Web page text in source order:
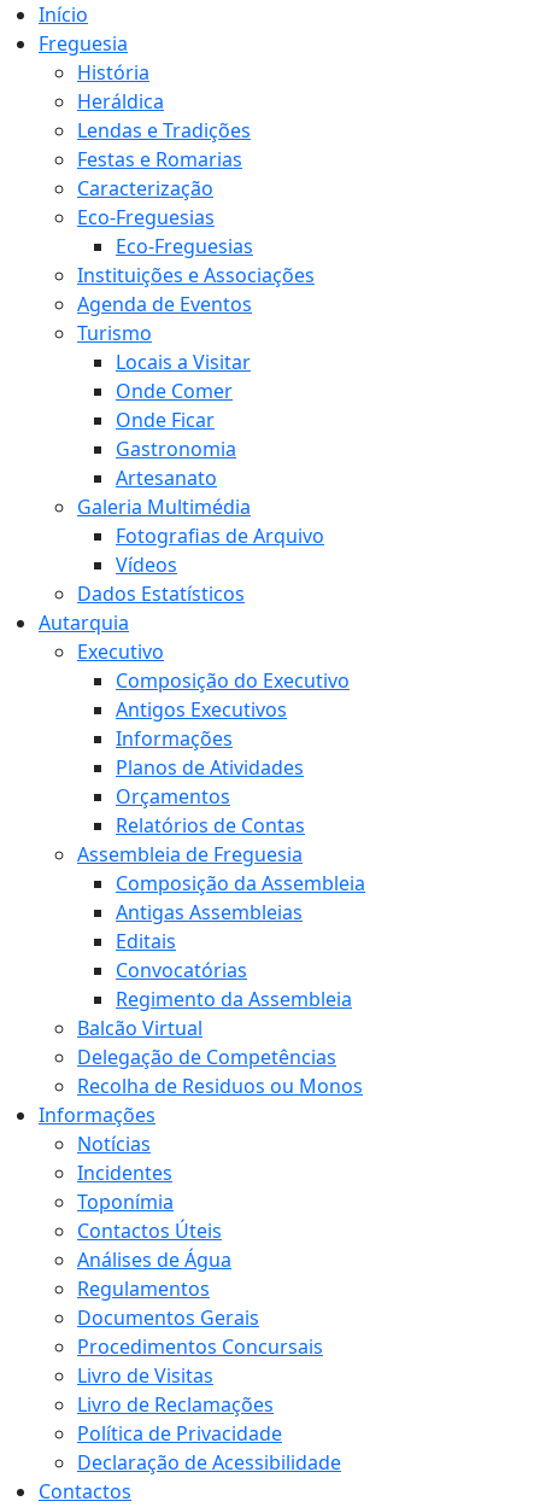
Início
Freguesia
História
Heráldica
Lendas e Tradições
Festas e Romarias
Caracterização
Eco-Freguesias
Eco-Freguesias
Instituições e Associações
Agenda de Eventos
Turismo
Locais a Visitar
Onde Comer
Onde Ficar
Gastronomia
Artesanato
Galeria Multimédia
Fotografias de Arquivo
Vídeos
Dados Estatísticos
Autarquia
Executivo
Composição do Executivo
Antigos Executivos
Informações
Planos de Atividades
Orçamentos
Relatórios de Contas
Assembleia de Freguesia
Composição da Assembleia
Antigas Assembleias
Editais
Convocatórias
Regimento da Assembleia
Balcão Virtual
Delegação de Competências
Recolha de Residuos ou Monos
Informações
Notícias
Incidentes
Toponímia
Contactos Úteis
Análises de Água
Regulamentos
Documentos Gerais
Procedimentos Concursais
Livro de Visitas
Livro de Reclamações
Política de Privacidade
Declaração de Acessibilidade
Contactos